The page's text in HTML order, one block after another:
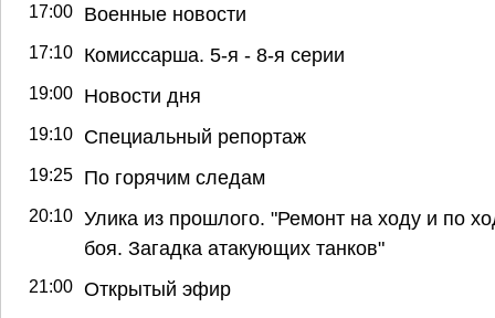
17:00 Военные новости
17:10 Комиссарша. 5-я - 8-я серии
19:00 Новости дня
19:10 Специальный репортаж
19:25 По горячим следам
20:10 Улика из прошлого. "Ремонт на ходу и по
боя. Загадка атакующих танков"
21:00 Открытый эфир